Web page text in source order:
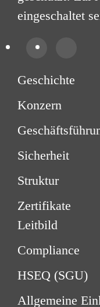
eingeschaltet
Geschichte
Konzern
Sicherheit
Struktur
Zertifikate
Leitbild
Compliance
HSEQ (SGU)
Allgemeine